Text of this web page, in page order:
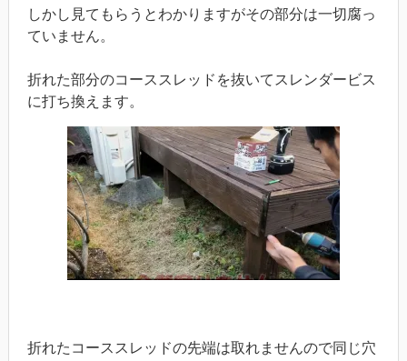
しかし見てもらうとわかりますがその部分は一切腐っ
ていません。
折れた部分のコーススレッドを抜いてスレンダービス
に打ち換えます。
折れたコーススレッドの先端は取れませんので同じ穴